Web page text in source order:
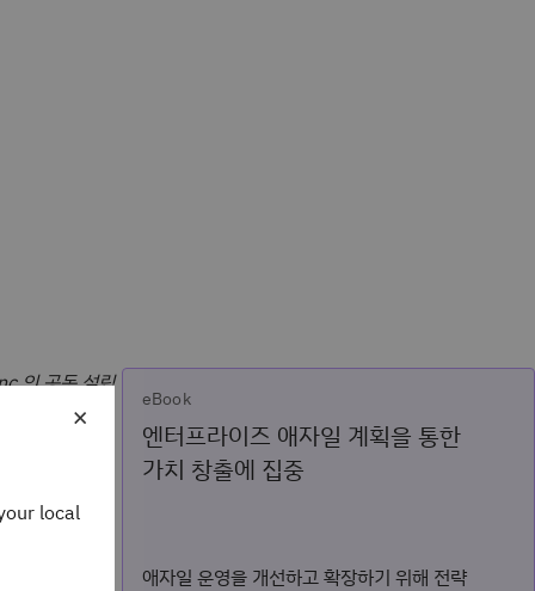
의 공동 설립
템과 소프트
니
eBook
엔터프라이즈 애자일 계획을 통한
가치 창출에 집중
애자일 운영을 개선하고 확장하기 위해 전략
×
local